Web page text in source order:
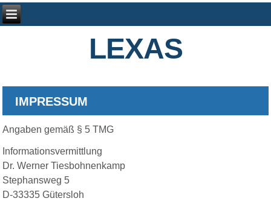
LEXAS
IMPRESSUM
Angaben gemäß § 5 TMG
Informationsvermittlung
Dr. Werner Tiesbohnenkamp
Stephansweg 5
D-33335 Gütersloh